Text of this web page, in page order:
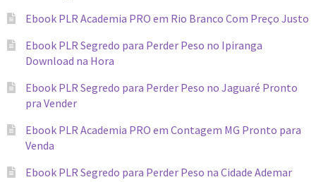
Ebook PLR Academia PRO em Rio Branco Com Preço Justo
Ebook PLR Segredo para Perder Peso no Ipiranga
Download na Hora
Ebook PLR Segredo para Perder Peso no Jaguaré Pronto
pra Vender
Ebook PLR Academia PRO em Contagem MG Pronto para
Venda
Ebook PLR Segredo para Perder Peso na Cidade Ademar